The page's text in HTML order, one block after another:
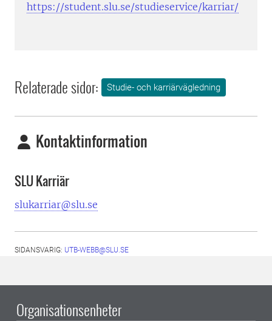
https://student.slu.se/studieservice/karriar/
Relaterade sidor: Studie- och karriärvägledning
Kontaktinformation
SLU Karriär
slukarriar@slu.se
SIDANSVARIG: UTB-WEBB@SLU.SE
Organisationsenheter